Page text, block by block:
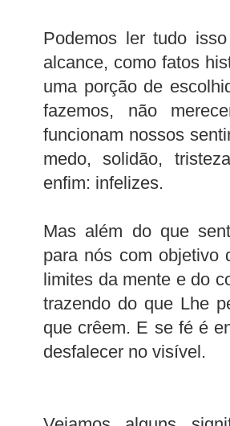
Podemos ler tudo
alcance, como fatos
uma porção de
fazemos, não
funcionam nossos
medo, solidão,
enfim: infelizes.
Mas além do que
para nós com objetivo
limites da mente e do
trazendo do que Lhe
que crêem. E se fé é
desfalecer no visível.